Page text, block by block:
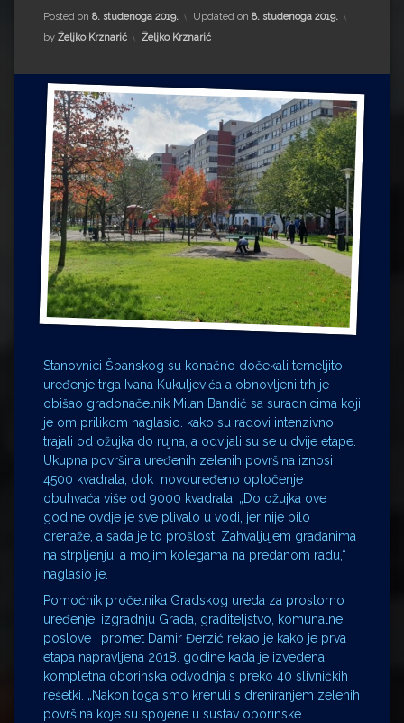
Drugi autori
Drugi autori
Matea Andrić
Ljiljana Lekanić-Kljaić
Željko Krznarić
Mario Lovreković
Miroslav Šantek
Posted on 8. studenoga 2019. Updated on 8. studenoga 2019.
by Željko Krznarić Kategorije:
Željko Krznarić
Stanovnici Španskog su konačno dočekali temeljito
uređenje trga Ivana Kukuljevića a obnovljeni trh je
obišao gradonačelnik Milan Bandić sa suradnicima koji
je om prilikom naglasio. kako su radovi intenzivno
trajali od ožujka do rujna, a odvijali su se u dvije etape.
Ukupna površina uređenih zelenih površina iznosi
4500 kvadrata, dok novouređeno opločenje
obuhvaća više od 9000 kvadrata. „Do ožujka ove
godine ovdje je sve plivalo u vodi, jer nije bilo
drenaže, a sada je to prošlost. Zahvaljujem građanima
na strpljenju, a mojim kolegama na predanom radu,“
naglasio je.
Pomoćnik pročelnika Gradskog ureda za prostorno
uređenje, izgradnju Grada, graditeljstvo, komunalne
poslove i promet Damir Đerzić rekao je kako je prva
etapa napravljena 2018. godine kada je izvedena
kompletna oborinska odvodnja s preko 40 slivničkih
rešetki. „Nakon toga smo krenuli s dreniranjem zelenih
površina koje su spojene u sustav oborinske